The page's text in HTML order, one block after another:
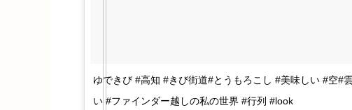
ゆできび #高知 #きび街道#とうもろこし #美味しい #空#
い #ファインダー越しの私の世界 #行列 #look